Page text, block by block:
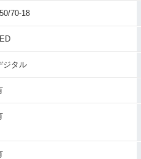
70-18
ジタル